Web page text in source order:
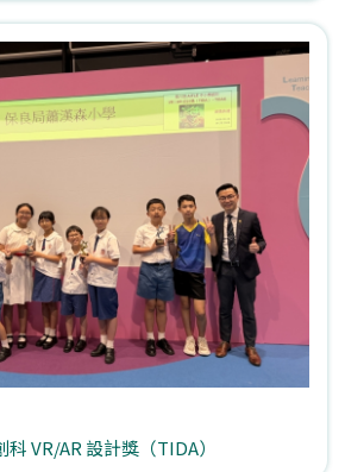
VR/AR 設計獎（TIDA）